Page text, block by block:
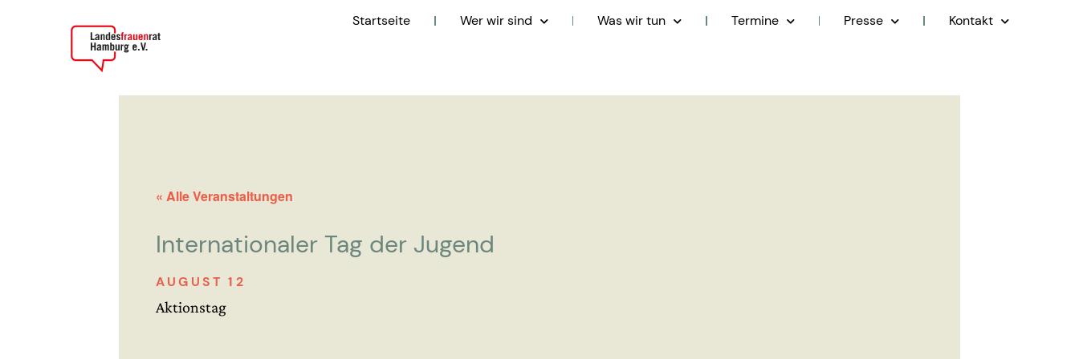
Startseite Wer wir sind Was wir tun Termine Presse Kontakt
« Alle Veranstaltungen
Internationaler Tag der Jugend
AUGUST 12
Aktionstag